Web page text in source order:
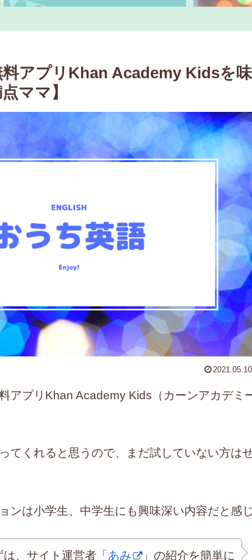
アプリKhan Academy Kidsを
ママ】
2021.05.10
アプリKhan Academy Kids（カーンアカデミ
てくれると思うので、まだ試していない方は
ンは小学生、中学生にも興味深い内容だと感じ
は、サイト運営者「あみ
」の紹介を簡単に